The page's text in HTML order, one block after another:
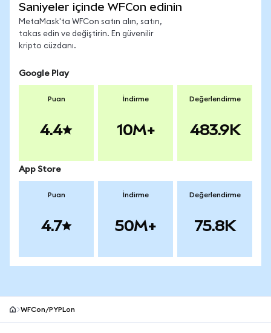
Saniyeler içinde WFCon edinin
MetaMask'ta WFCon satın alın, satın,
takas edin ve değiştirin. En güvenilir
kripto cüzdanı.
Google Play
Puan
4.4
İndirme
10M+
Değerlendirme
483.9K
App Store
Puan
4.7
İndirme
50M+
Değerlendirme
75.8K
WFCon/PYPLon